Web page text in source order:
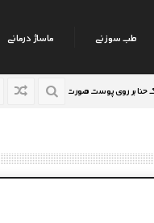
طب سوزنی ماساژ درمانی
روی پوست صورت